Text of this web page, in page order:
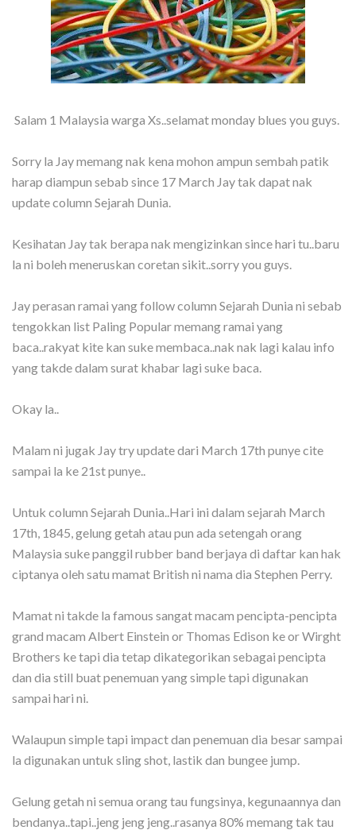
Salam 1 Malaysia warga Xs..selamat monday blues you guys.
Sorry la Jay memang nak kena mohon ampun sembah patik
harap diampun sebab since 17 March Jay tak dapat nak
update column Sejarah Dunia.
Kesihatan Jay tak berapa nak mengizinkan since hari tu..baru
la ni boleh meneruskan coretan sikit..sorry you guys.
Jay perasan ramai yang follow column Sejarah Dunia ni sebab
tengokkan list Paling Popular memang ramai yang
baca..rakyat kite kan suke membaca..nak nak lagi kalau info
yang takde dalam surat khabar lagi suke baca.
Okay la..
Malam ni jugak Jay try update dari March 17th punye cite
sampai la ke 21st punye..
Untuk column Sejarah Dunia..Hari ini dalam sejarah March
17th, 1845, gelung getah atau pun ada setengah orang
Malaysia suke panggil rubber band berjaya di daftar kan hak
ciptanya oleh satu mamat British ni nama dia Stephen Perry.
Mamat ni takde la famous sangat macam pencipta-pencipta
grand macam Albert Einstein or Thomas Edison ke or Wirght
Brothers ke tapi dia tetap dikategorikan sebagai pencipta
dan dia still buat penemuan yang simple tapi digunakan
sampai hari ni.
Walaupun simple tapi impact dan penemuan dia besar sampai
la digunakan untuk sling shot, lastik dan bungee jump.
Gelung getah ni semua orang tau fungsinya, kegunaannya dan
bendanya..tapi..jeng jeng jeng..rasanya 80% memang tak tau